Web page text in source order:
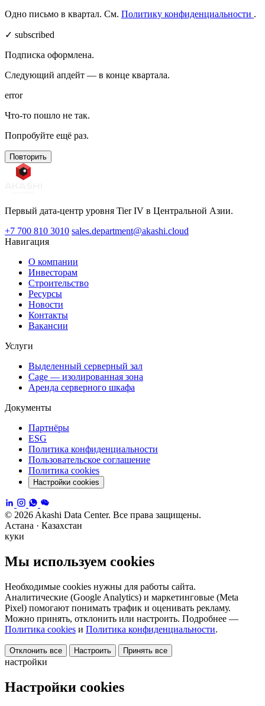
Одно письмо в квартал. См. Политику конфиденциальности .
✓ subscribed
Подписка оформлена.
Следующий апдейт — в конце квартала.
error
Что-то пошло не так.
Попробуйте ещё раз.
Повторить
Первый дата-центр уровня Tier IV в Центральной Азии.
+7 700 810 3010 sales.department@akashi.cloud
Навигация
О компании
Инвесторам
Строительство
Ресурсы
Новости
Контакты
Вакансии
Услуги
Выделенный серверный зал
Cage — изолированная зона
Аренда серверного шкафа
Документы
Партнёры
ESG
Политика конфиденциальности
Пользовательское соглашение
Политика cookies
Настройки cookies
© 2026 Akashi Data Center. Все права защищены.
Астана · Казахстан
куки
Мы используем cookies
Необходимые cookies нужны для работы сайта.
Аналитические (Google Analytics) и маркетинговые (Meta
Pixel) помогают понимать трафик и оценивать рекламу.
Можно принять, отклонить или настроить. Подробнее —
Политика cookies и Политика конфиденциальности.
Отклонить все Настроить Принять все
настройки
Настройки cookies